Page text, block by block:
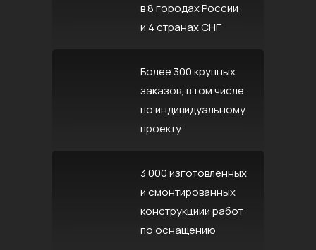
в 8 городах России
и 4 странах СНГ
Более 300 крупных
заказов, в том числе
по индивидуальному
проекту
3 000 изготовленных
и смонтированных
конструкцийи работ
по оснащению